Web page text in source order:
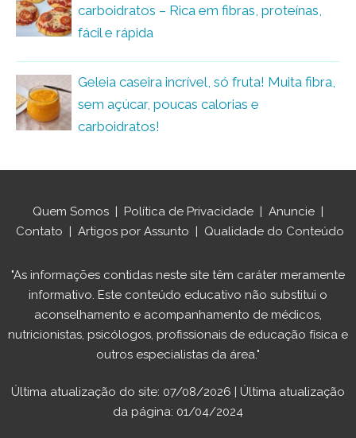
carboidratos – Rica em fibras, proteínas,
fácil e rápida
Geleia caseira incrível, só fruta! Muita fibra,
sem açúcar, poucas calorias e
carboidratos!
Quem Somos | Política de Privacidade | Anuncie |
Contato | Artigos por Assunto | Qualidade do Conteúdo
"As informações contidas neste site têm caráter meramente
informativo. Este conteúdo educativo não substitui o
aconselhamento e acompanhamento de médicos,
nutricionistas, psicólogos, profissionais de educação física e
outros especialistas da área."
Última atualização do site: 07/08/2026 | Última atualização
da página: 01/04/2024